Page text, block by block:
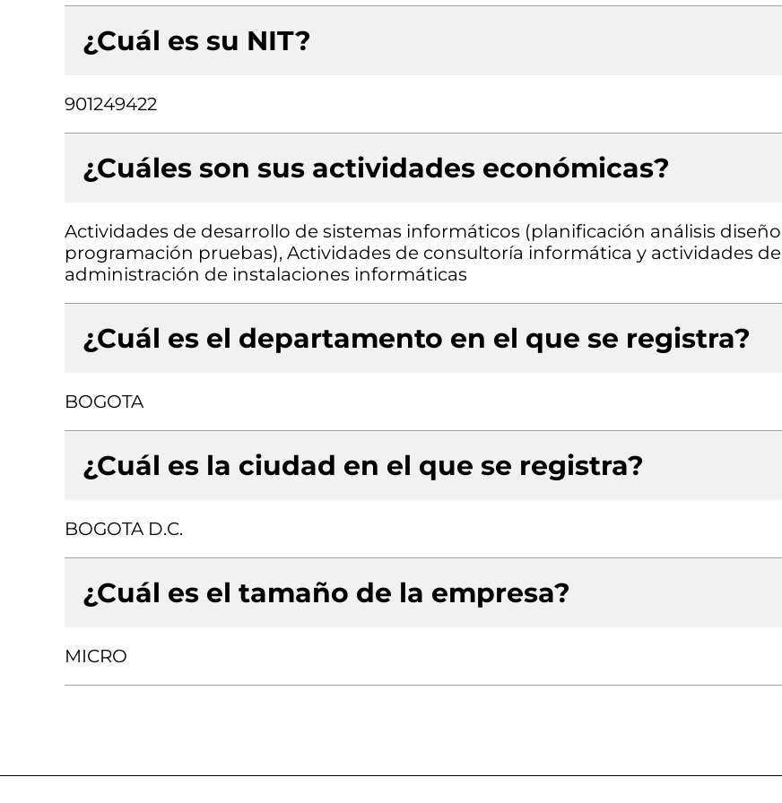
¿Cuál es su NIT?
901249422
¿Cuáles son sus actividades económicas?
Actividades de desarrollo de sistemas informáticos (planificación análisis diseño
programación pruebas), Actividades de consultoría informática y actividades de
administración de instalaciones informáticas
¿Cuál es el departamento en el que se registra?
BOGOTA
¿Cuál es la ciudad en el que se registra?
BOGOTA D.C.
¿Cuál es el tamaño de la empresa?
MICRO